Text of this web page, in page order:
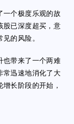
一个极度乐观的故
股已深度超买，意
的风险。
也带来了一个两难
常迅速地消化了大
长阶段的开始，